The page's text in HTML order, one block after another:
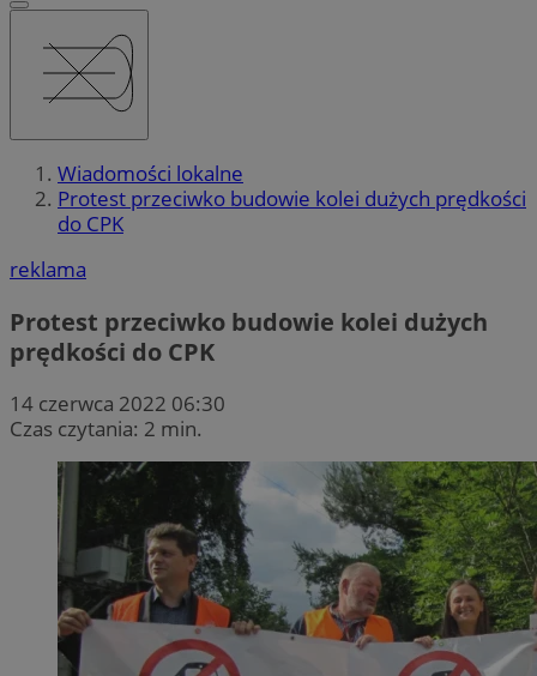
Wiadomości lokalne
Protest przeciwko budowie kolei dużych prędkości
do CPK
reklama
Protest przeciwko budowie kolei dużych
prędkości do CPK
14 czerwca 2022 06:30
Czas czytania: 2 min.